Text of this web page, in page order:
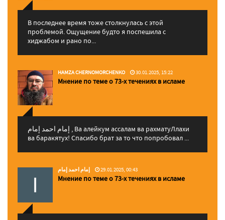
В последнее время тоже столкнулась с этой
проблемой. Ощущение будто я поспешила с
хиджабом и рано по...
HAMZA CHERNOMORCHENKO 30.01.2025, 15:22
Мнение по теме о 73-х течениях в исламе
إمام احمد إمام , Ва алейкум ассалам ва рахматуЛлахи
ва баракятух! Спасибо брат за то что попробовал ...
إمام احمد إمام 29.01.2025, 00:43
Мнение по теме о 73-х течениях в исламе